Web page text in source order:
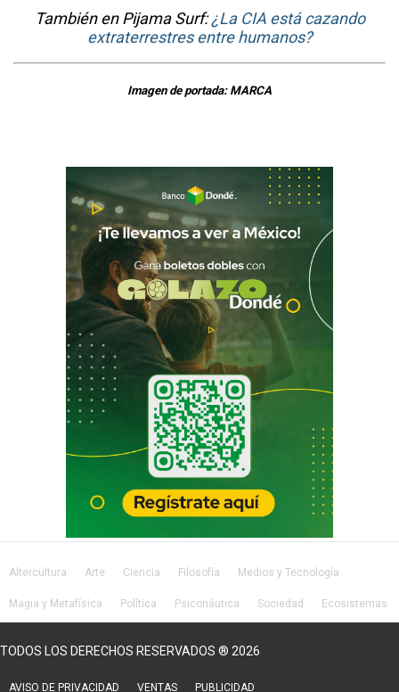
También en Pijama Surf:¿La CIA está cazando
extraterrestres entre humanos?
Imagen de portada: MARCA
Altercultura Arte Ciencia Filosofía Medios y Tecnología
Magia y Metafísica Política Psiconáutica Sociedad Ecosistemas
TODOS LOS DERECHOS RESERVADOS ® 2026
AVISO DE PRIVACIDAD VENTAS PUBLICIDAD